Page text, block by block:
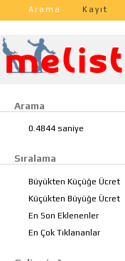
Arama Kayıt
Arama
0.4844 saniye
Sıralama
Büyükten Küçüğe Ücret
Küçükten Büyüğe Ücret
En Son Eklenenler
En Çok Tıklananlar